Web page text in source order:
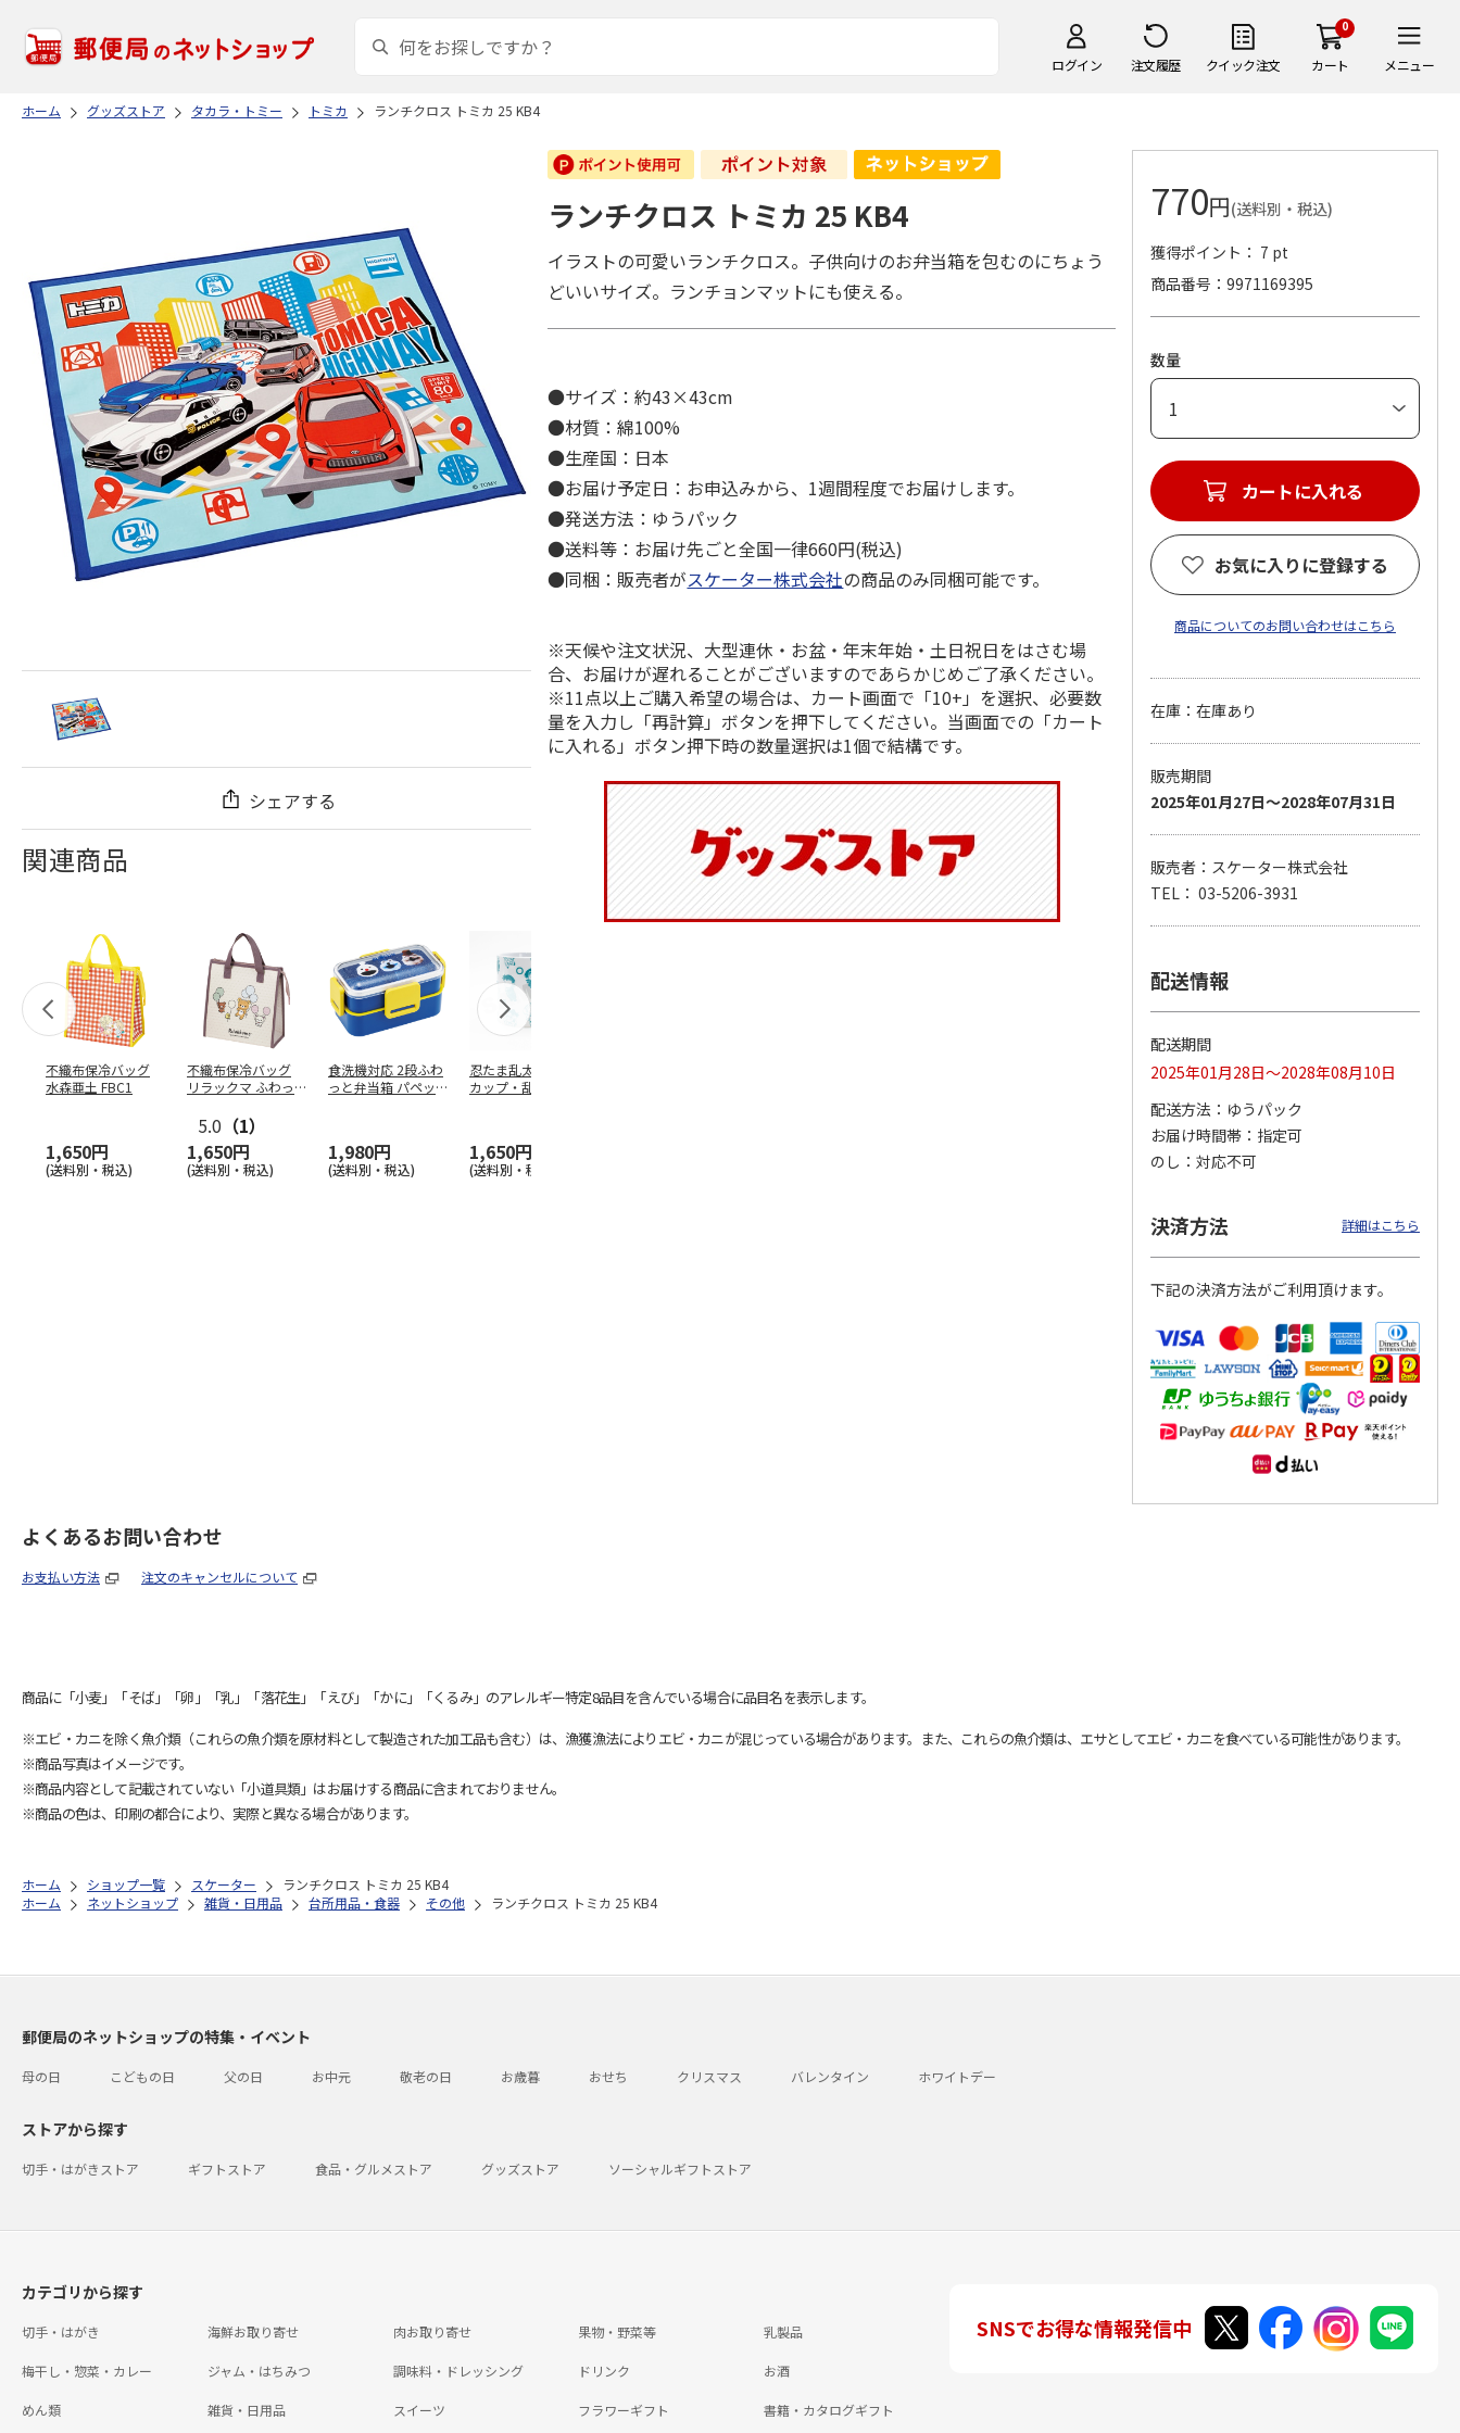
ログイン 注文履歴 クイック注文
0
カート メニュー
ホーム グッズストア タカラ・トミー トミカ ランチクロス トミカ 25 KB4
シェアする
関連商品
不織布保冷バッグ
水森亜土 FBC1
1,650円
(送料別・税込)
不織布保冷バッグ
リラックマ ふわっ
5.0 （1）
1,650円
(送料別・税込)
食洗機対応 2段ふわ
っと弁当箱 パペッ
1,980円
(送料別・税込)
忍たま乱太郎 マグ
カップ・乱太郎・き
1,650円
(送料別・税込)
コーデュロイ生地ラ
キティ KCOB2
2,200円
(送料別・税込)
八角形ステンレスマ
ランチクロス トミカ 25 KB4
イラストの可愛いランチクロス。子供向けのお弁当箱を包むのにちょう
どいいサイズ。ランチョンマットにも使える。
●サイズ：約43×43cm
●材質：綿100%
●生産国：日本
●お届け予定日：お申込みから、1週間程度でお届けします。
●発送方法：ゆうパック
●送料等：お届け先ごと全国一律660円(税込)
●同梱：販売者がスケーター株式会社の商品のみ同梱可能です。
※天候や注文状況、大型連休・お盆・年末年始・土日祝日をはさむ場
合、お届けが遅れることがございますのであらかじめご了承ください。
※11点以上ご購入希望の場合は、カート画面で「10+」を選択、必要数
量を入力し「再計算」ボタンを押下してください。当画面での「カート
に入れる」ボタン押下時の数量選択は1個で結構です。
770円(送料別・税込)
獲得ポイント： 7 pt
商品番号
9971169395
数量
カートに入れる
お気に入りに登録する
商品についてのお問い合わせはこちら
在庫：在庫あり
販売期間
2025年01月27日～2028年07月31日
販売者：スケーター株式会社
TEL： 03-5206-3931
配送情報
配送期間
2025年01月28日～2028年08月10日
配送方法
ゆうパック
お届け時間帯
指定可
のし
対応不可
決済方法 詳細はこちら
下記の決済方法がご利用頂けます。
よくあるお問い合わせ
お支払い方法 注文のキャンセルについて
商品に「小麦」「そば」「卵」「乳」「落花生」「えび」「かに」「くるみ」のアレルギー特定8品目を含んでいる場合に品目名を表示します。
※エビ・カニを除く魚介類（これらの魚介類を原材料として製造された加工品も含む）は、漁獲漁法によりエビ・カニが混じっている場合があります。また、これらの魚介類は、エサとしてエビ・カニを食べている可能性があります。
※商品写真はイメージです。
※商品内容として記載されていない「小道具類」はお届けする商品に含まれておりません。
※商品の色は、印刷の都合により、実際と異なる場合があります。
ホーム ショップ一覧 スケーター
ランチクロス トミカ 25 KB4
ホーム
ネットショップ 雑貨・日用品 台所用品・食器 その他 ランチクロス トミカ 25 KB4
郵便局のネットショップの特集・イベント
母の日 こどもの日 父の日 お中元 敬老の日 お歳暮 おせち クリスマス バレンタイン ホワイトデー
ストアから探す
切手・はがきストア ギフトストア 食品・グルメストア グッズストア ソーシャルギフトストア
カテゴリから探す
切手・はがき 海鮮お取り寄せ 肉お取り寄せ 果物・野菜等 乳製品
梅干し・惣菜・カレー ジャム・はちみつ 調味料・ドレッシング ドリンク お酒
めん類 雑貨・日用品 スイーツ フラワーギフト 書籍・カタログギフト
SNSでお得な情報発信中